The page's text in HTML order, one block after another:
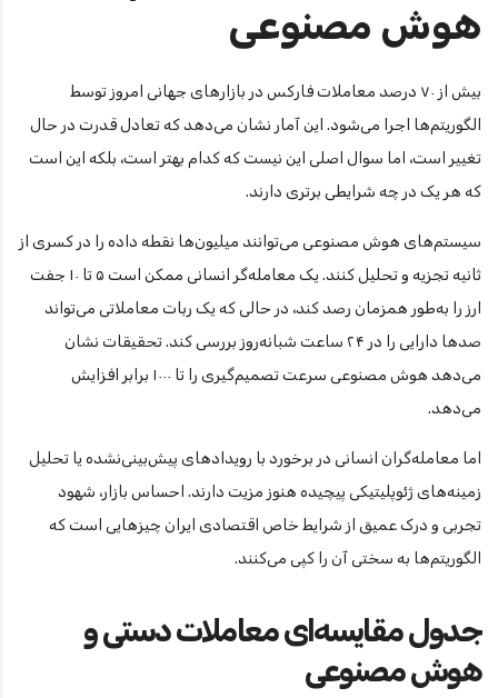
هوش مصنوعی
بیش از ۷۰ درصد معاملات فارکس در بازارهای جهانی امروز توسط
الگوریتم‌ها اجرا می‌شود. این آمار نشان می‌دهد که تعادل قدرت در حال
تغییر است، اما سوال اصلی این نیست که کدام بهتر است، بلکه این است
که هر یک در چه شرایطی برتری دارند.
سیستم‌های هوش مصنوعی می‌توانند میلیون‌ها نقطه داده را در کسری از
ثانیه تجزیه و تحلیل کنند. یک معامله‌گر انسانی ممکن است ۵ تا ۱۰ جفت
ارز را به‌طور همزمان رصد کند، در حالی که یک ربات معاملاتی می‌تواند
صدها دارایی را در ۲۴ ساعت شبانه‌روز بررسی کند. تحقیقات نشان
می‌دهد هوش مصنوعی سرعت تصمیم‌گیری را تا ۱۰۰۰ برابر افزایش
می‌دهد.
اما معامله‌گران انسانی در برخورد با رویدادهای پیش‌بینی‌نشده یا تحلیل
زمینه‌های ژئوپلیتیکی پیچیده هنوز مزیت دارند. احساس بازار، شهود
تجربی و درک عمیق از شرایط خاص اقتصادی ایران چیزهایی است که
الگوریتم‌ها به سختی آن را کپی می‌کنند.
جدول مقایسه‌ای معاملات دستی و
هوش مصنوعی